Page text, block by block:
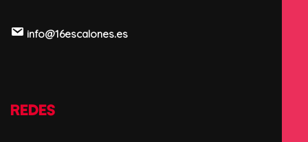
info@16escalones.es
REDES